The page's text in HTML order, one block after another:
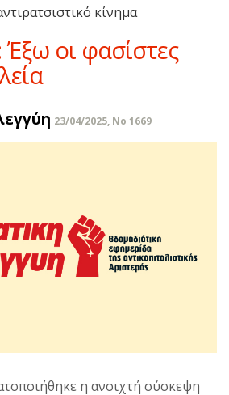
κίνημα
οι φασίστες
23/04/2025, No 1669
η ανοιχτή σύσκεψη